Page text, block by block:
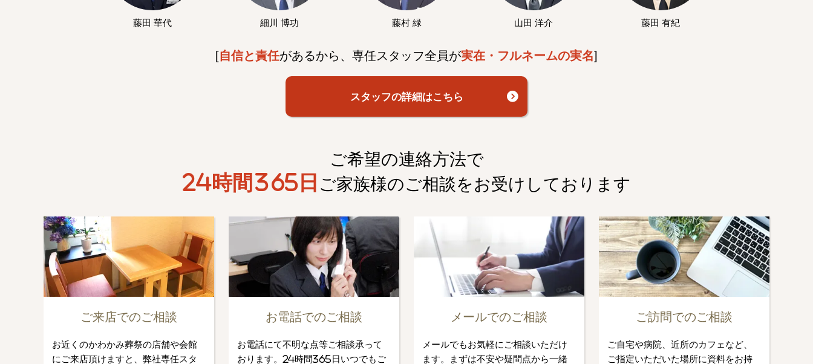
藤田 華代 細川 博功 藤村 緑 山田 洋介 藤田 有紀
[自信と責任があるから、専任スタッフ全員が実在・フルネームの実名]
スタッフの詳細はこちら
ご希望の連絡方法で
24時間365日 ご家族様のご相談を お受けしております
ご来店でのご相談
お近くのかわかみ葬祭の店舗や会館
にご来店頂けますと、弊社専任スタ
お電話でのご相談
お電話にて不明な点等ご相談承って
おります。24時間365日いつでもご
メールでのご相談
メールでもお気軽にご相談いただけ
ます。まずは不安や疑問点から一緒
ご訪問でのご相談
ご自宅や病院、近所のカフェなど、
ご指定いただいた場所に資料をお持